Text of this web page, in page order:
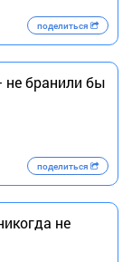
поделиться
не бранили бы
поделиться
не